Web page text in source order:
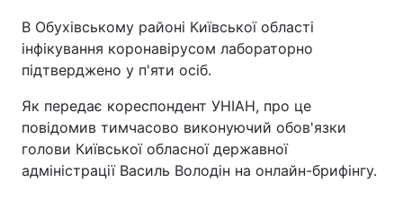
В Обухівському районі Київської області
інфікування коронавірусом лабораторно
підтверджено у п'яти осіб.
Як передає кореспондент УНІАН, про це
повідомив тимчасово виконуючий обов'язки
голови Київської обласної державної
адміністрації Василь Володін на онлайн-брифінгу.